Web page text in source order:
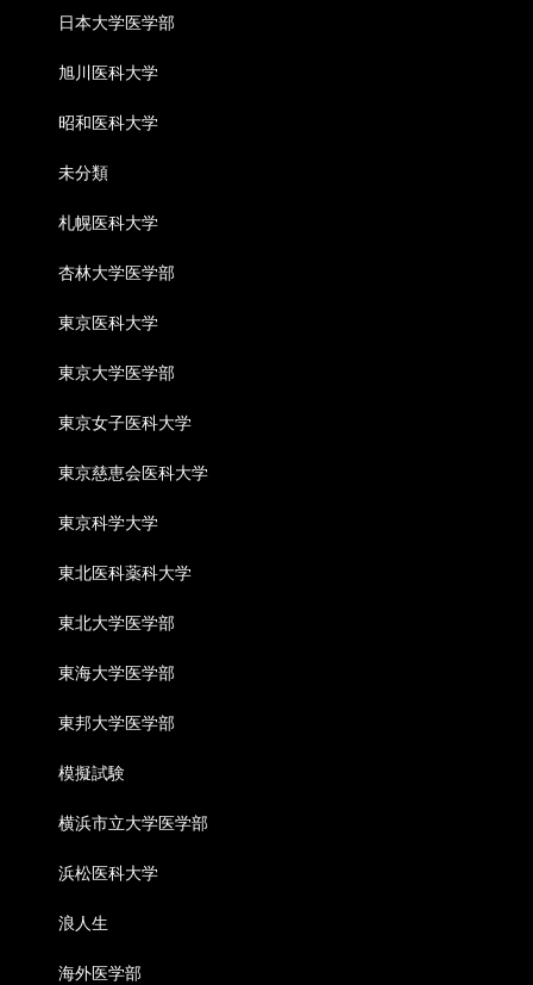
日本大学医学部
旭川医科大学
昭和医科大学
未分類
札幌医科大学
杏林大学医学部
東京医科大学
東京大学医学部
東京女子医科大学
東京慈恵会医科大学
東京科学大学
東北医科薬科大学
東北大学医学部
東海大学医学部
東邦大学医学部
模擬試験
横浜市立大学医学部
浜松医科大学
浪人生
海外医学部